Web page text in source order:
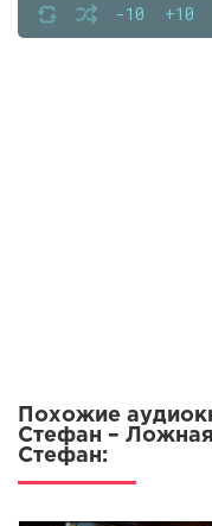
-10 +10
Похожие
Стефан –
Стефан: